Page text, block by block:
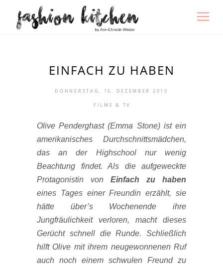
EINFACH ZU HABEN
DONNERSTAG, 16. DEZEMBER 2010
FILME & TV
Olive Penderghast (Emma Stone) ist ein
amerikanisches Durchschnittsmädchen,
das an der Highschool nur wenig
Beachtung findet. Als die aufgeweckte
Protagonistin von Einfach zu haben
eines Tages einer Freundin erzählt, sie
hätte über’s Wochenende ihre
Jungfräulichkeit verloren, macht dieses
Gerücht schnell die Runde. Schließlich
hilft Olive mit ihrem neugewonnenen Ruf
auch noch einem schwulen Freund zu